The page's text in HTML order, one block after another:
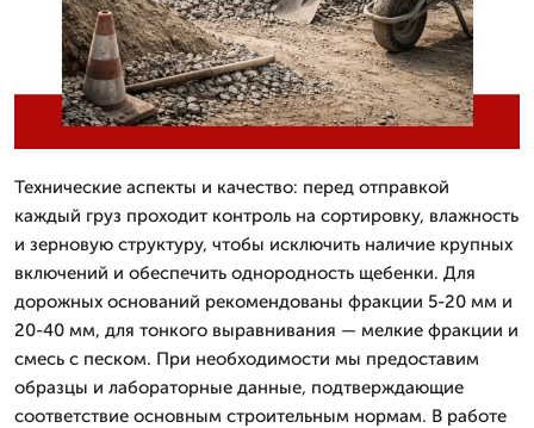
Технические аспекты и качество: перед отправкой
каждый груз проходит контроль на сортировку, влажность
и зерновую структуру, чтобы исключить наличие крупных
включений и обеспечить однородность щебенки. Для
дорожных оснований рекомендованы фракции 5-20 мм и
20-40 мм, для тонкого выравнивания — мелкие фракции и
смесь с песком. При необходимости мы предоставим
образцы и лабораторные данные, подтверждающие
соответствие основным строительным нормам. В работе